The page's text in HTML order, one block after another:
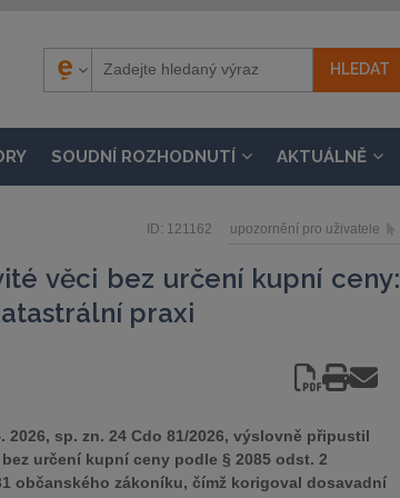
SOUDNÍ ROZHODNUTÍ AKTUÁLNĚ
ID: 121162 upozornění pro uživatele
věci bez určení kupní ceny:
praxi
2026, sp. zn. 24 Cdo 81/2026, výslovně připustil
určení kupní ceny podle § 2085 odst. 2
občanského zákoníku, čímž korigoval dosavadní